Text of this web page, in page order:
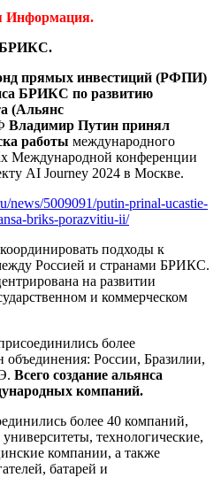
Информация.
прямых инвестиций (РФПИ)
БРИКС по развитию
(Альянс
Владимир Путин принял
работы международного
Международной конференции
AI Journey 2024 в Москве.
news/5009091/putin-prinal-ucastie-
briks-porazvitiu-ii/
подходы к
Россией и странами БРИКС.
на развитии
и коммерческом
более
объединения: России, Бразилии,
Всего создание альянса
компаний.
более 40 компаний,
технологические,
компании, а также
батарей и